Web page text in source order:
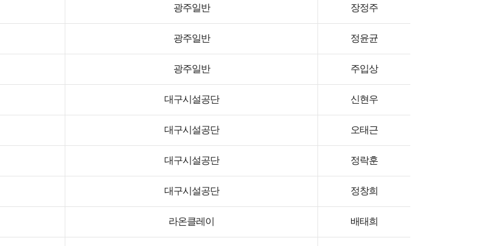
광주일반 장정주
광주일반 정윤균
광주일반 주입상
대구시설공단 신현우
대구시설공단 오태근
대구시설공단 정락훈
대구시설공단 정창희
라온클레이 배태희